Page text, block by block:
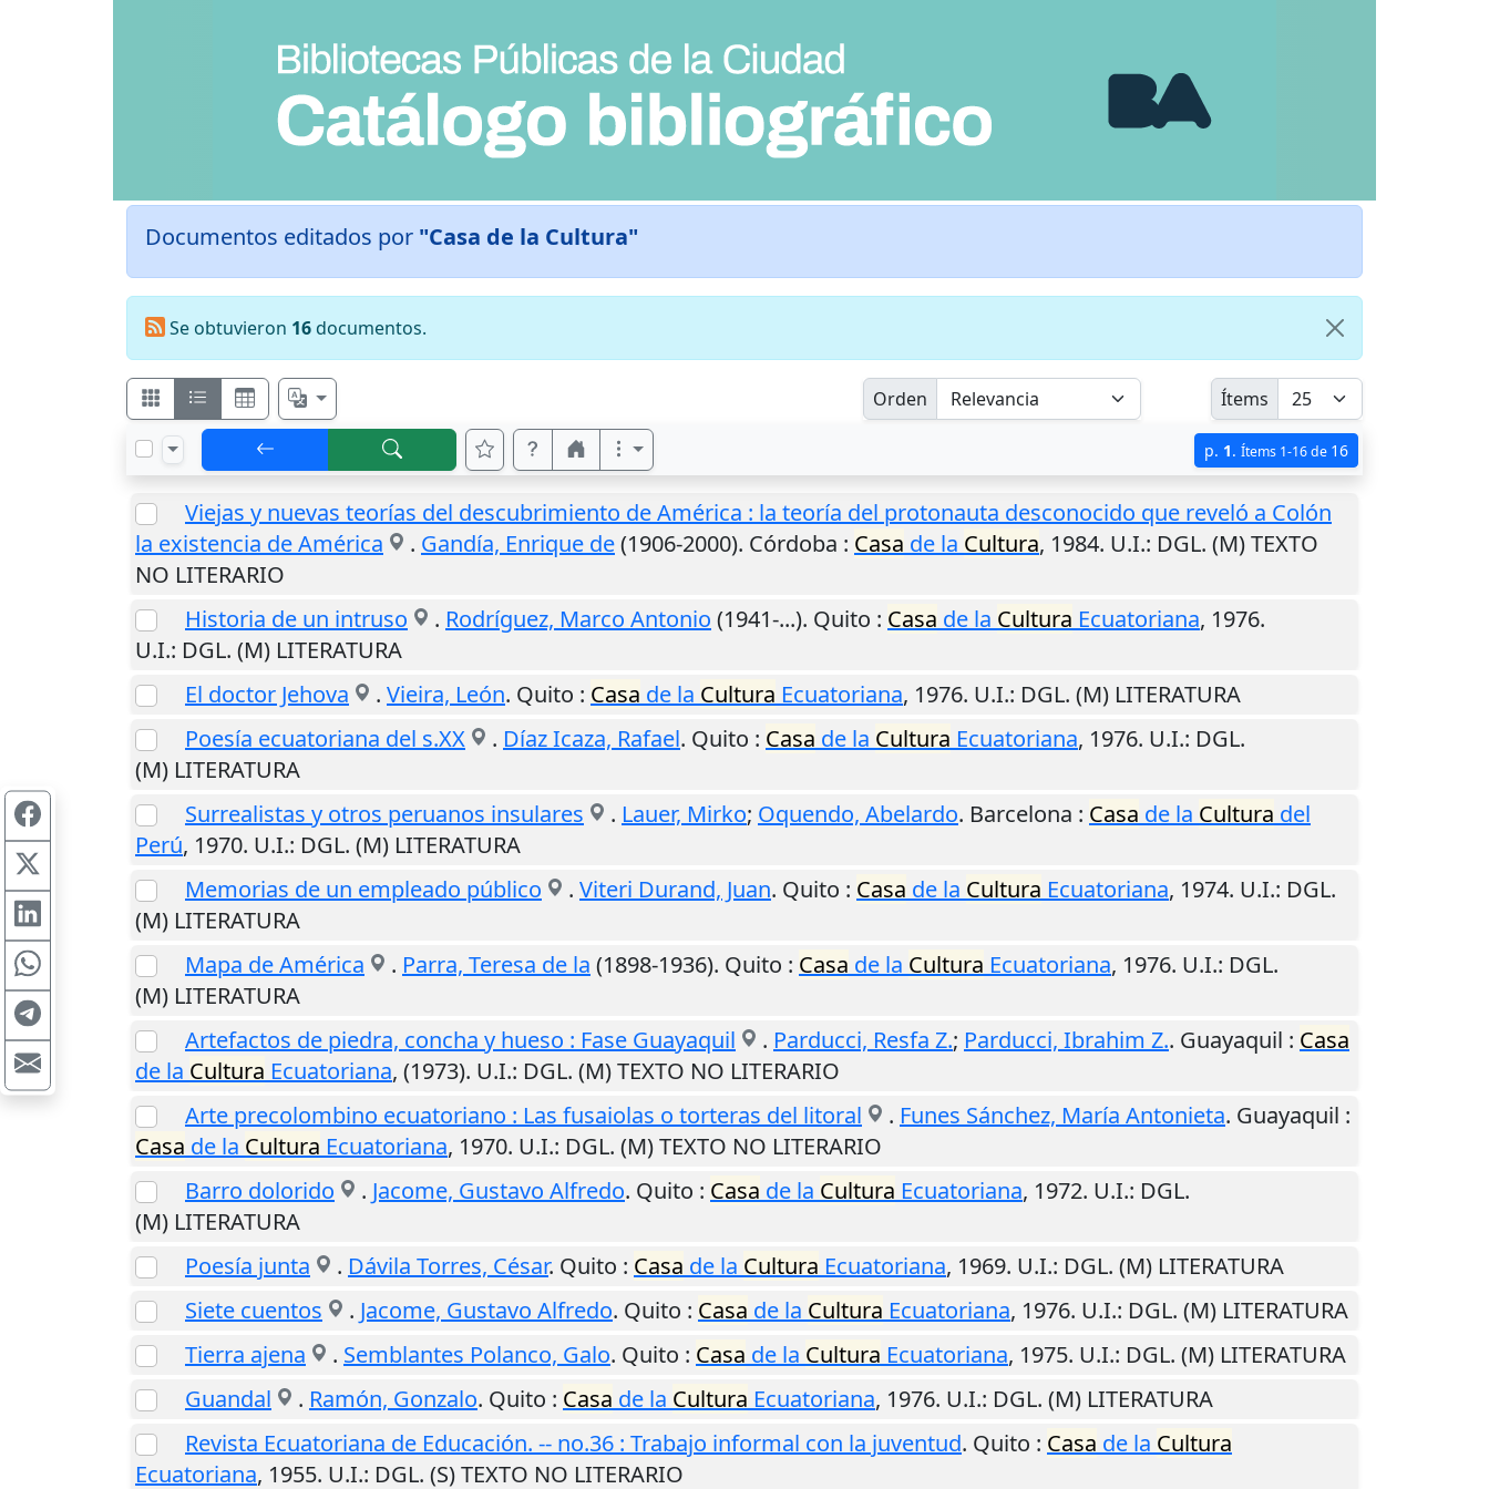
Documentos editados por "Casa de la Cultura"
Se obtuvieron 16documentos.
Orden Ítems
p. 1. Ítems 1-16 de 16
Viejas y nuevas teorías del descubrimiento de América : la teoría del protonauta desconocido que reveló a Colón
la existencia de América
. Gandía, Enrique de(1906-2000). Córdoba : Casa de la Cultura, 1984. U.I.: DGL. (M) TEXTO
NO LITERARIO
Historia de un intruso
. Rodríguez, Marco Antonio (1941-...). Quito : Casa de la Cultura Ecuatoriana, 1976.
U.I.: DGL. (M) LITERATURA
El doctor Jehova
. Vieira, León. Quito : Casa de la Cultura Ecuatoriana, 1976. U.I.: DGL. (M) LITERATURA
Poesía ecuatoriana del s.XX
. Díaz Icaza, Rafael. Quito : Casa de la Cultura Ecuatoriana, 1976. U.I.: DGL.
(M) LITERATURA
Surrealistas y otros peruanos insulares
. Lauer, Mirko; Oquendo, Abelardo. Barcelona : Casa de la Cultura del
Perú, 1970. U.I.: DGL. (M) LITERATURA
Memorias de un empleado público
. Viteri Durand, Juan. Quito : Casa de la Cultura Ecuatoriana, 1974. U.I.: DGL.
(M) LITERATURA
Mapa de América
. Parra, Teresa de la (1898-1936). Quito : Casa de la Cultura Ecuatoriana, 1976. U.I.: DGL.
(M) LITERATURA
Artefactos de piedra, concha y hueso : Fase Guayaquil
. Parducci, Resfa Z.; Parducci, Ibrahim Z.. Guayaquil : Casa
de la Cultura Ecuatoriana, (1973). U.I.: DGL. (M) TEXTO NO LITERARIO
Arte precolombino ecuatoriano : Las fusaiolas o torteras del litoral
. Funes Sánchez, María Antonieta. Guayaquil :
Casa de la Cultura Ecuatoriana, 1970. U.I.: DGL. (M) TEXTO NO LITERARIO
Barro dolorido
. Jacome, Gustavo Alfredo. Quito : Casa de la Cultura Ecuatoriana, 1972. U.I.: DGL.
(M) LITERATURA
Poesía junta
. Dávila Torres, César. Quito : Casa de la Cultura Ecuatoriana, 1969. U.I.: DGL. (M) LITERATURA
Siete cuentos
. Jacome, Gustavo Alfredo. Quito : Casa de la Cultura Ecuatoriana, 1976. U.I.: DGL. (M) LITERATURA
Tierra ajena
. Semblantes Polanco, Galo. Quito : Casa de la Cultura Ecuatoriana, 1975. U.I.: DGL. (M) LITERATURA
Guandal
. Ramón, Gonzalo. Quito : Casa de la Cultura Ecuatoriana, 1976. U.I.: DGL. (M) LITERATURA
Revista Ecuatoriana de Educación. -- no.36 : Trabajo informal con la juventud. Quito : Casa de la Cultura
Ecuatoriana, 1955. U.I.: DGL. (S) TEXTO NO LITERARIO